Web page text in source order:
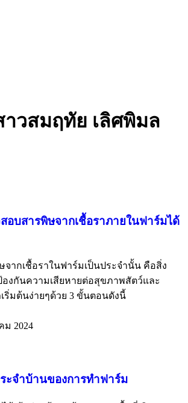
าวสมฤทัย เลิศพิมล
อบสารพิษจากเชื้อราภายในฟาร์มได้
จากเชื้อราในฟาร์มเป็นประจำนั้น คือสิ่ง
งกันความเสียหายต่อสุขภาพสัตว์และ
ริ่มต้นง่ายๆด้วย 3 ขั้นตอนดังนี้
ม 2024
ะจำบ้านของการทำฟาร์ม